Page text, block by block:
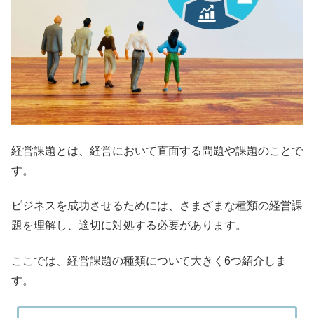
経営課題とは、経営において直面する問題や課題のことで
す。
ビジネスを成功させるためには、さまざまな種類の経営課
題を理解し、適切に対処する必要があります。
ここでは、経営課題の種類について大きく6つ紹介しま
す。